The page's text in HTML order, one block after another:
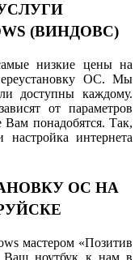
(ВИНДОВС)
низкие цены на
ОС. Мы
доступны каждому.
от параметров
понадобятся. Так,
интернета
ОС НА
мастером «Позитив
Ваш ноутбук к нам в